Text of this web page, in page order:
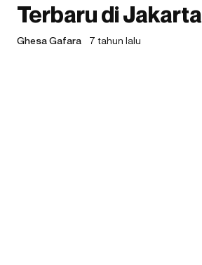
Terbaru di Jakarta
Ghesa Gafara 7 tahun lalu